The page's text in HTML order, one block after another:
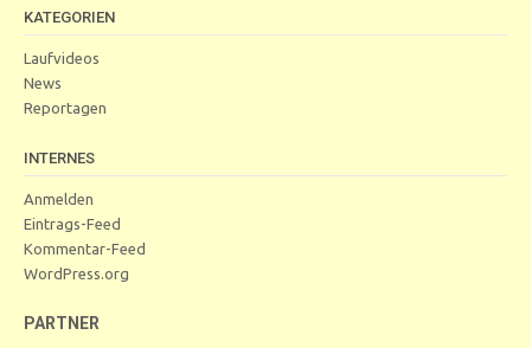
KATEGORIEN
Laufvideos
News
Reportagen
INTERNES
Anmelden
Eintrags-Feed
Kommentar-Feed
WordPress.org
PARTNER